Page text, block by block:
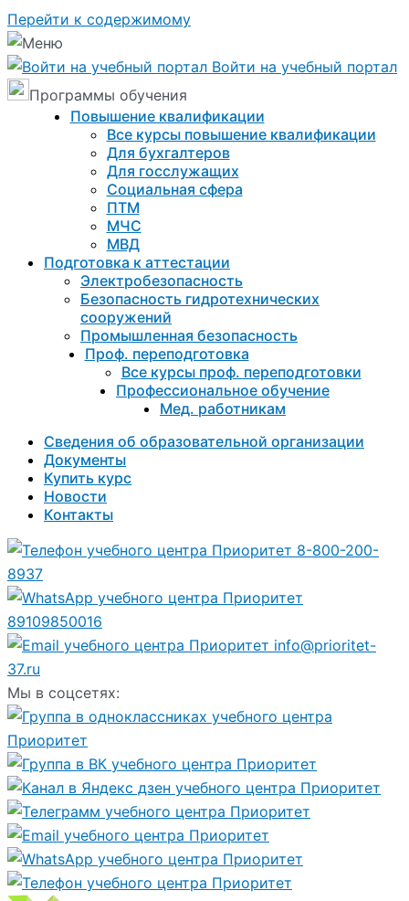
Перейти к содержимому
Войти на учебный портал
Программы обучения
Повышение квалификации
Все курсы повышение квалификации
Для бухгалтеров
Для госслужащих
Социальная сфера
ПТМ
МЧС
МВД
Подготовка к aттестации
Электробезопасность
Безопасность гидротехнических
сооружений
Промышленная безопасность
Проф. переподготовка
Все курсы проф. переподготовки
Профессиональное обучение
Мед. работникам
Сведения об образовательной организации
Документы
Купить курс
Новости
Контакты
8-800-200-
8937
89109850016
info@prioritet-
37.ru
Мы в соцсетях: